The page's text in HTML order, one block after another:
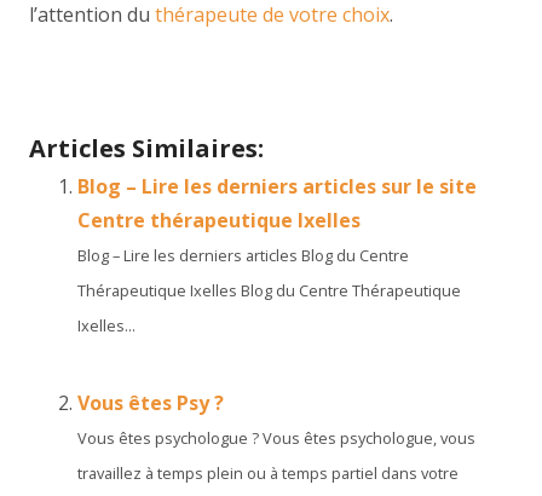
l’attention du thérapeute de votre choix.
Articles Similaires:
Blog – Lire les derniers articles sur le site
Centre thérapeutique Ixelles
Blog – Lire les derniers articles Blog du Centre
Thérapeutique Ixelles Blog du Centre Thérapeutique
Ixelles...
Vous êtes Psy ?
Vous êtes psychologue ? Vous êtes psychologue, vous
travaillez à temps plein ou à temps partiel dans votre